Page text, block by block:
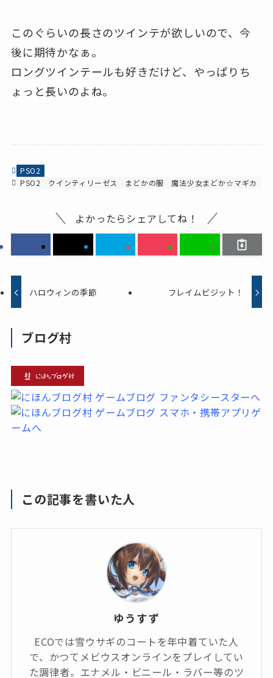
このぐらいの長さのツインテが欲しいので、今
後に期待かなぁ。
ロングツインテールも好きだけど、やっぱりち
ょっと長いのよね。
PSO2
PSO2
クインティリーゼス まどかの服 魔法少女まどか☆マギカ
よかったらシェアしてね！
ハロウィンの季節 フレイムビジット！
ブログ村
この記事を書いた人
ゆうすず
ECOでは雪ウサギのコートを年中着ていた人
で、かつてメビウスオンラインをプレイしてい
た調律者。エナメル・ビニール・ラバー等のツ